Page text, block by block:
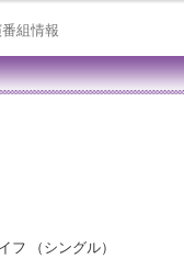
組情報
フ （シングル）